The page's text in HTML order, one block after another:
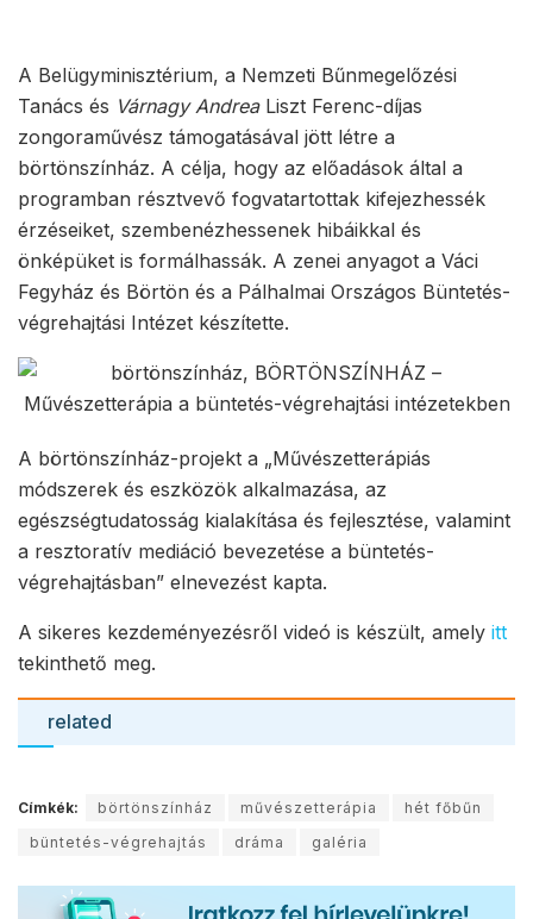
A Belügyminisztérium, a Nemzeti Bűnmegelőzési
Tanács és Várnagy AndreaLiszt Ferenc-díjas
zongoraművész támogatásával jött létre a
börtönszínház. A célja, hogy az előadások által a
programban résztvevő fogvatartottak kifejezhessék
érzéseiket, szembenézhessenek hibáikkal és
önképüket is formálhassák. A zenei anyagot a Váci
Fegyház és Börtön és a Pálhalmai Országos Büntetés-
végrehajtási Intézet készítette.
A börtönszínház-projekt a „Művészetterápiás
módszerek és eszközök alkalmazása, az
egészségtudatosság kialakítása és fejlesztése, valamint
a resztoratív mediáció bevezetése a büntetés-
végrehajtásban” elnevezést kapta.
A sikeres kezdeményezésről videó is készült, amely itt
tekinthető meg.
related
Címkék: börtönszínház művészetterápia
hét főbűn
büntetés-végrehajtás
dráma galéria